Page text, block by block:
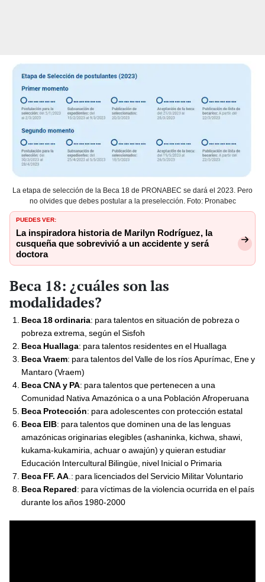
La etapa de selección de la Beca 18 de PRONABEC se dará el 2023. Pero
no olvides que debes postular a la preselección. Foto: Pronabec
PUEDES VER:
La inspiradora historia de Marilyn Rodríguez, la
cusqueña que sobrevivió a un accidente y será
doctora
Beca 18: ¿cuáles son las
modalidades?
Beca 18 ordinaria: para talentos en situación de pobreza o
pobreza extrema, según el Sisfoh
Beca Huallaga: para talentos residentes en el Huallaga
Beca Vraem: para talentos del Valle de los ríos Apurímac, Ene y
Mantaro (Vraem)
Beca CNA y PA: para talentos que pertenecen a una
Comunidad Nativa Amazónica o a una Población Afroperuana
Beca Protección: para adolescentes con protección estatal
Beca EIB: para talentos que dominen una de las lenguas
amazónicas originarias elegibles (ashaninka, kichwa, shawi,
kukama-kukamiria, achuar o awajún) y quieran estudiar
Educación Intercultural Bilingüe, nivel Inicial o Primaria
Beca FF. AA .: para licenciados del Servicio Militar Voluntario
Beca Repared: para víctimas de la violencia ocurrida en el país
durante los años 1980-2000